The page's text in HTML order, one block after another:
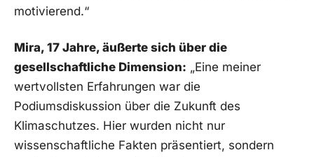
⁣motivierend.“
Mira,​ 17 Jahre, äußerte sich über⁢ die
gesellschaftliche Dimension: „Eine meiner
wertvollsten Erfahrungen war die
Podiumsdiskussion ⁢über​ die Zukunft ⁤des
Klimaschutzes. Hier wurden ‌nicht nur
wissenschaftliche Fakten‍ präsentiert, sondern